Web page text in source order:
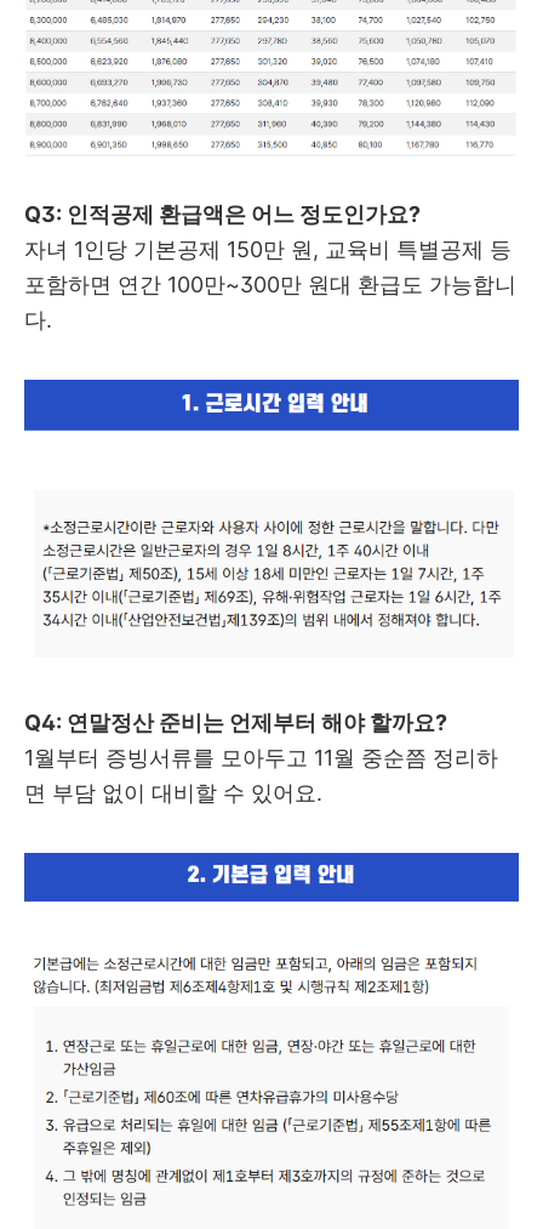
Q3: 인적공제 환급액은 어느 정도인가요?
자녀 1인당 기본공제 150만 원, 교육비 특별공제 등
포함하면 연간 100만~300만 원대 환급도 가능합니
다.
Q4: 연말정산 준비는 언제부터 해야 할까요?
1월부터 증빙서류를 모아두고 11월 중순쯤 정리하
면 부담 없이 대비할 수 있어요.